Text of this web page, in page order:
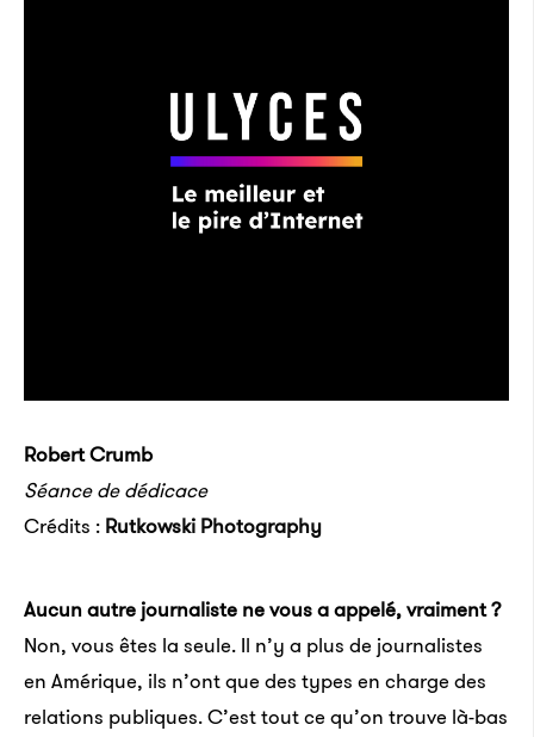
Robert Crumb
Séance de dédicace
Crédits : Rutkowski Photography
Aucun autre journaliste ne vous a appelé, vraiment ?
Non, vous êtes la seule. Il n’y a plus de journalistes
en Amérique, ils n’ont que des types en charge des
relations publiques. C’est tout ce qu’on trouve là-bas